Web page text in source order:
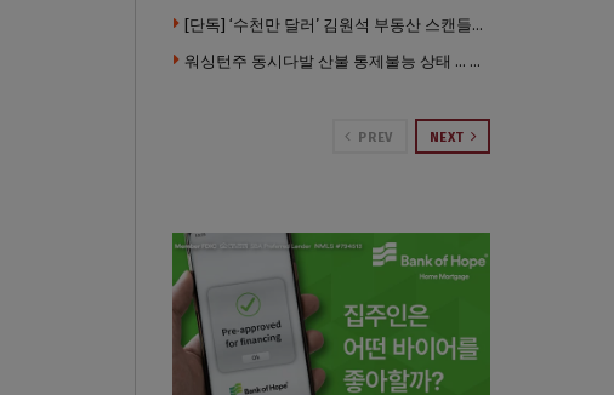
[단독] ‘수천만 달러’ 김원석 부동산 스캔들 새 국면 … 한인 투자자들 소송 잇따라 ‘디폴트’ 절차
워싱턴주 동시다발 산불 통제불능 상태 … 이재민 수십만명
PREV NEXT